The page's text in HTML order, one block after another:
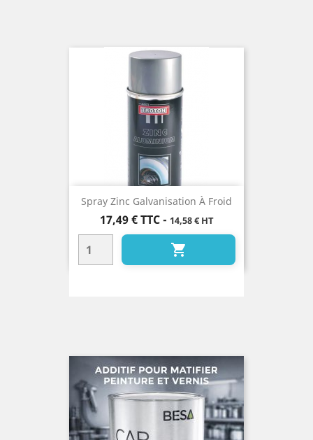
Spray Zinc Galvanisation À Froid
Prix
17,49 € TTC- 14,58 € HT
